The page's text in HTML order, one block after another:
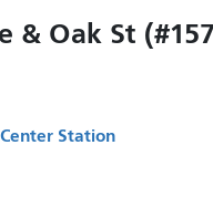
& Oak St
Station